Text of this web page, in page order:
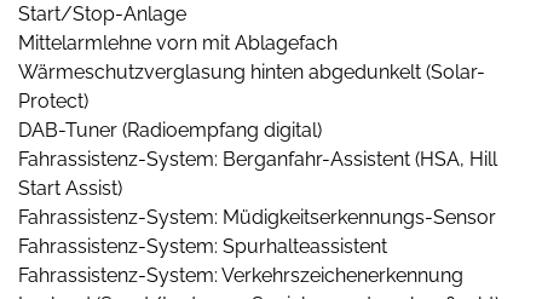
Start/Stop-Anlage
Mittelarmlehne vorn mit Ablagefach
Wärmeschutzverglasung hinten abgedunkelt (Solar-
Protect)
DAB-Tuner (Radioempfang digital)
Fahrassistenz-System: Berganfahr-Assistent (HSA, Hill
Start Assist)
Fahrassistenz-System: Müdigkeitserkennungs-Sensor
Fahrassistenz-System: Spurhalteassistent
Fahrassistenz-System: Verkehrszeichenerkennung